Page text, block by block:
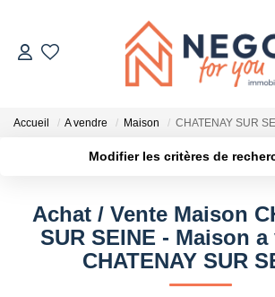
ACHETER
IMMOBILIER PRO
Accueil A vendre Maison CHATENAY SUR
Modifier les critères de
Sélectionnez...
Type de bien
Achat / Vente Maison
SUR SEINE - Maison
CHATENAY SUR